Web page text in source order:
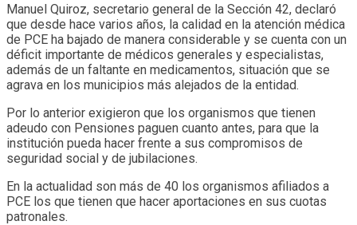
Manuel Quiroz, secretario general de la Sección 42, declaró
que desde hace varios años, la calidad en la atención médica
de PCE ha bajado de manera considerable y se cuenta con un
déficit importante de médicos generales y especialistas,
además de un faltante en medicamentos, situación que se
agrava en los municipios más alejados de la entidad.
Por lo anterior exigieron que los organismos que tienen
adeudo con Pensiones paguen cuanto antes, para que la
institución pueda hacer frente a sus compromisos de
seguridad social y de jubilaciones.
En la actualidad son más de 40 los organismos afiliados a
PCE los que tienen que hacer aportaciones en sus cuotas
patronales.